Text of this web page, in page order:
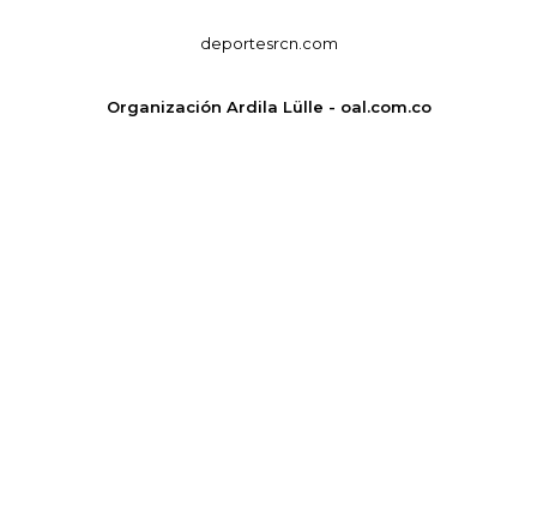
deportesrcn.com
Organización Ardila Lülle - oal.com.co